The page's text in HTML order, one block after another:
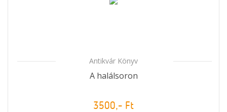
Antikvár Könyv
A halálsoron
3500,- Ft